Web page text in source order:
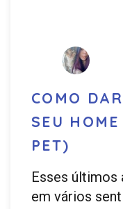
COMO
SEU
PET)
Esses últimos
em vários